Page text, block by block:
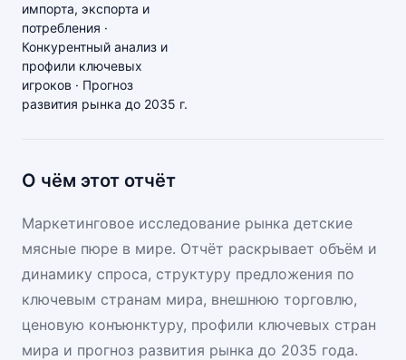
импорта, экспорта и
потребления ·
Конкурентный анализ и
профили ключевых
игроков · Прогноз
развития рынка до 2035 г.
О чём этот отчёт
Маркетинговое исследование рынка детские
мясные пюре в мире. Отчёт раскрывает объём и
динамику спроса, структуру предложения по
ключевым странам мира, внешнюю торговлю,
ценовую конъюнктуру, профили ключевых стран
мира и прогноз развития рынка до 2035 года.